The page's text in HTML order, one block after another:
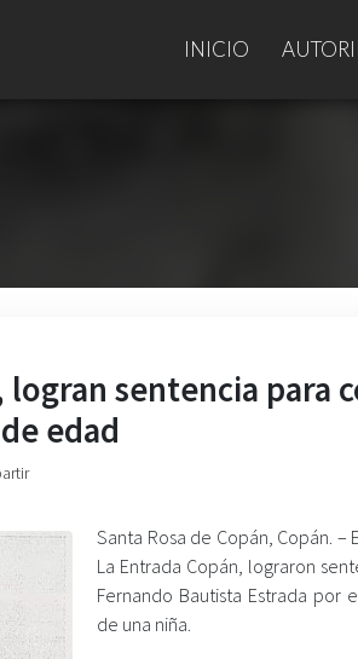
INICIO
logran sentencia para
edad
Santa Rosa de Copán, Copán.
La Entrada Copán, lograron
Fernando Bautista Estrada
de una niña.